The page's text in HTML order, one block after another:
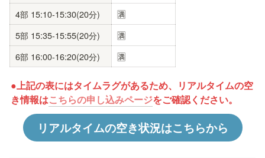
4部 15:10-15:30(20分)
🈵
5部 15:35-15:55(20分)
🈵
6部 16:00-16:20(20分)
🈵
●上記の表にはタイムラグがあるため、リアルタイムの空
き情報はこちらの申し込みページをご確認ください。
リアルタイムの空き状況はこちらから